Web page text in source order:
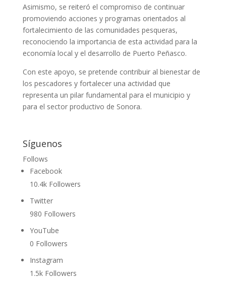
Asimismo, se reiteró el compromiso de continuar
promoviendo acciones y programas orientados al
fortalecimiento de las comunidades pesqueras,
reconociendo la importancia de esta actividad para la
economía local y el desarrollo de Puerto Peñasco.
Con este apoyo, se pretende contribuir al bienestar de
los pescadores y fortalecer una actividad que
representa un pilar fundamental para el municipio y
para el sector productivo de Sonora.
Síguenos
Follows
Facebook
10.4k Followers
Twitter
980 Followers
YouTube
0 Followers
Instagram
1.5k Followers